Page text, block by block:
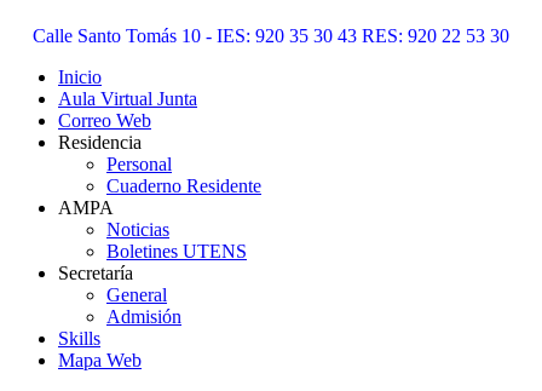
Calle Santo Tomás 10 - IES: 920 35 30 43 RES: 920 22 53 30
Inicio
Aula Virtual Junta
Correo Web
Residencia
Personal
Cuaderno Residente
AMPA
Noticias
Boletines UTENS
Secretaría
General
Admisión
Skills
Mapa Web